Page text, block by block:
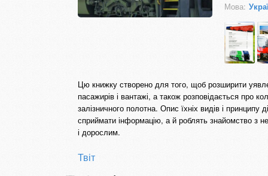
Мова:
Цю книжку створено для того, щоб розширити
пасажирів і вантажі, а також розповідається про
залізничного полотна. Опис їхніх видів і
сприймати інформацію, а й роблять знайомство з
і дорослим.
Твіт